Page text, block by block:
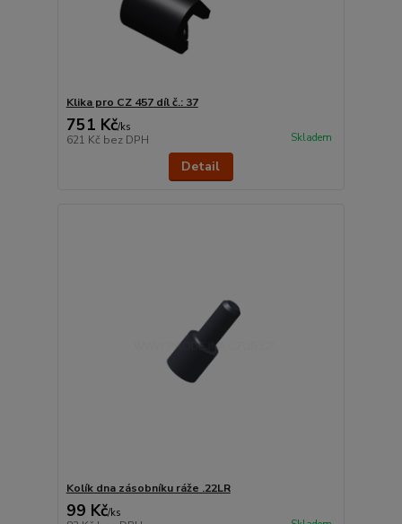
Klika pro CZ 457 díl č.: 37
751 Kč/ks
621 Kč bez DPH Skladem
Detail
Kolík dna zásobníku ráže .22LR
99 Kč/ks